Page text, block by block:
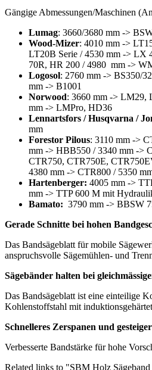
Gängige Abmessungen/Maschinen
Lumag: 3660/3680 mm ->
Wood-Mizer: 4010 mm ->
LT20B Serie / 4530 mm -> LX
70R, HR 200 / 4980 mm ->
Logosol: 2760 mm -> BS350/
mm -> B1001
Norwood: 3660 mm -> LM29,
mm -> LMPro, HD36
Lennartsfors / Husqvarna /
mm
Forestor Pilous: 3110 mm ->
mm -> HBB550 / 3340 mm ->
CTR750, CTR750E,
4380 mm -> CTR800 / 5350
Hartenberger: 4005 mm ->
mm -> TTP 600 M mit
Bamato: 3790 mm -> BBSW
Gerade Schnitte bei hohen
Das Bandsägeblatt für mobile
anspruchsvolle Sägemühlen- und
Sägebänder halten bei
Das Bandsägeblatt ist eine einteilige
Kohlenstoffstahl mit
Schnelleres Zerspanen und
Verbesserte Bandstärke für hohe
Related links to "SBM Holz